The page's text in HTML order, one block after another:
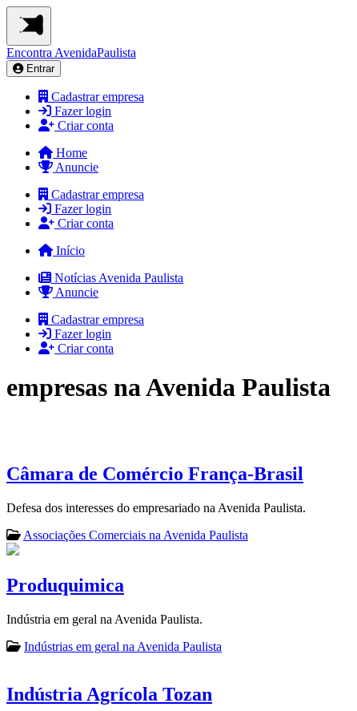
Encontra AvenidaPaulista
Entrar
Cadastrar empresa
Fazer login
Criar conta
Home
Anuncie
Cadastrar empresa
Fazer login
Criar conta
Início
Notícias Avenida Paulista
Anuncie
Cadastrar empresa
Fazer login
Criar conta
empresas na Avenida Paulista
Câmara de Comércio França-Brasil
Defesa dos interesses do empresariado na Avenida Paulista.
Associações Comerciais na Avenida Paulista
Produquimica
Indústria em geral na Avenida Paulista.
Indústrias em geral na Avenida Paulista
Indústria Agrícola Tozan